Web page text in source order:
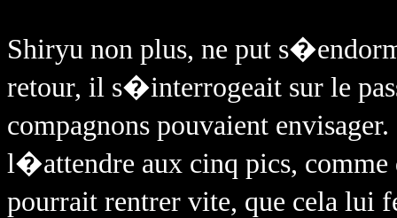
Shiryu non plus, ne put
retour, il s�interrogeait sur le
compagnons pouvaient
l�attendre aux cinq pics,
pourrait rentrer vite, que cela